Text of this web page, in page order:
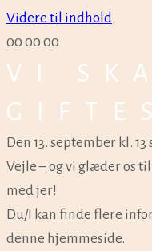
Videre til indhold
00 00 00
VI
Den 13. september kl. 13
Vejle – og vi glæder os
med jer!
Du/I kan finde flere
denne hjemmeside.